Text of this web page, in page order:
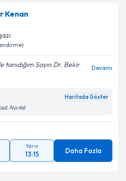
e-posta ile bilgilendireceğiz.
kabul ediyorum.
Kenan
Sayın Dr. Bekir
Devamı
Haritada Göster
No:46
Yarın
13:15 Daha Fazla